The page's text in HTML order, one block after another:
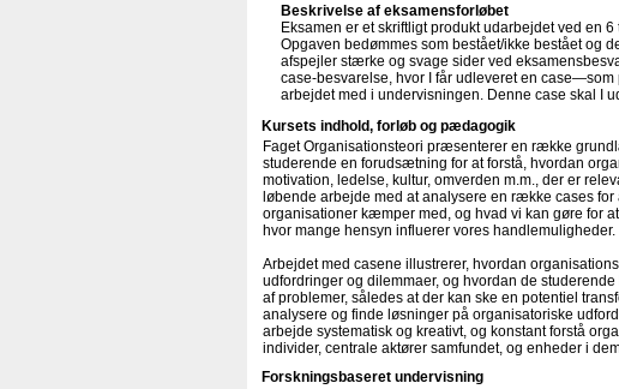
Beskrivelse af eksamensforløbet
Eksamen er et skriftligt produkt udarbejdet ved en
Opgaven bedømmes som bestået/ikke bestået og
afspejler stærke og svage sider ved
case-besvarelse, hvor I får udleveret en
arbejdet med i undervisningen. Denne case skal I
Kursets indhold, forløb og pædagogik
Faget Organisationsteori præsenterer en række
studerende en forudsætning for at forstå, hvordan
motivation, ledelse, kultur, omverden m.m., der er
løbende arbejde med at analysere en række cases
organisationer kæmper med, og hvad vi kan gøre for
hvor mange hensyn influerer vores handlemuligheder.
Arbejdet med casene illustrerer, hvordan
udfordringer og dilemmaer, og hvordan de
af problemer, således at der kan ske en potentiel
analysere og finde løsninger på organisatoriske
arbejde systematisk og kreativt, og konstant forstå
individer, centrale aktører samfundet, og enheder i
Forskningsbaseret undervisning